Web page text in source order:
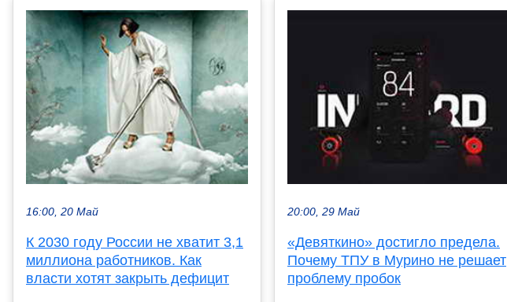
16:00, 20 Май
К 2030 году России не хватит 3,1
миллиона работников. Как
власти хотят закрыть дефицит
20:00, 29 Май
«Девяткино» достигло предела.
Почему ТПУ в Мурино не решает
проблему пробок